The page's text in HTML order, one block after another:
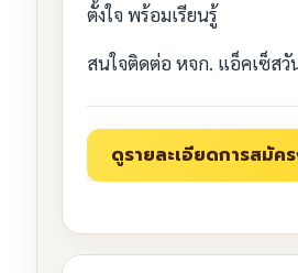
ตั้งใจ พร้อมเรียนรู้
สนใจติดต่อ หจก. แอ็คเซ็สวั